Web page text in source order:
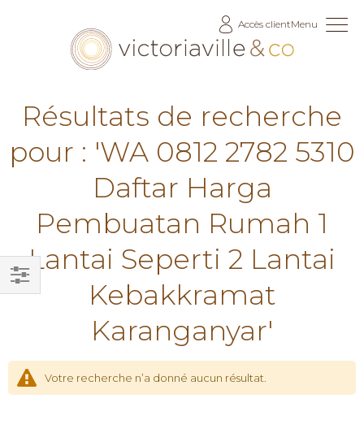
Accès clientMenu
Résultats de recherche
pour : 'WA 0812 2782 5310
Daftar Harga
Pembuatan Rumah 1
Lantai Seperti 2 Lantai
Kebakkramat
Karanganyar'
Votre recherche n’a donné aucun résultat.
Filtrer